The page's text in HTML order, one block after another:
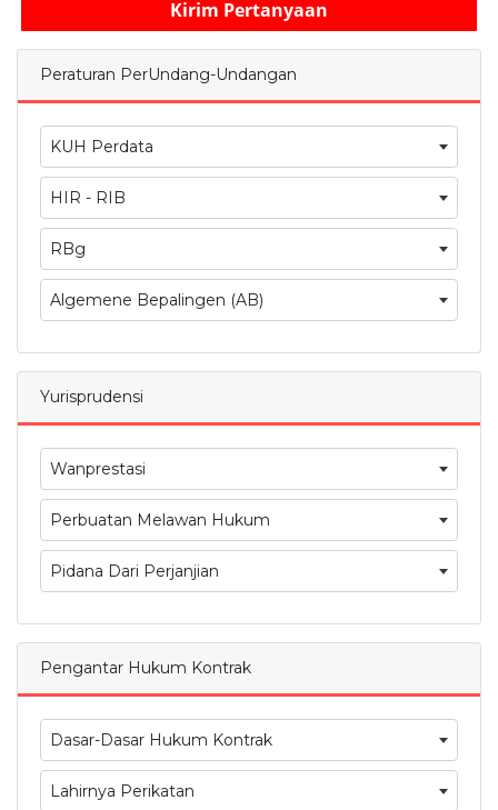
Kirim Pertanyaan
Peraturan PerUndang-Undangan
KUH Perdata
HIR - RIB
RBg
Algemene Bepalingen (AB)
Yurisprudensi
Wanprestasi
Perbuatan Melawan Hukum
Pidana Dari Perjanjian
Pengantar Hukum Kontrak
Dasar-Dasar Hukum Kontrak
Lahirnya Perikatan